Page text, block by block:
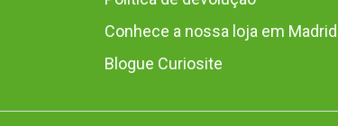
Conhece a nossa loja em Madrid
Blogue Curiosite